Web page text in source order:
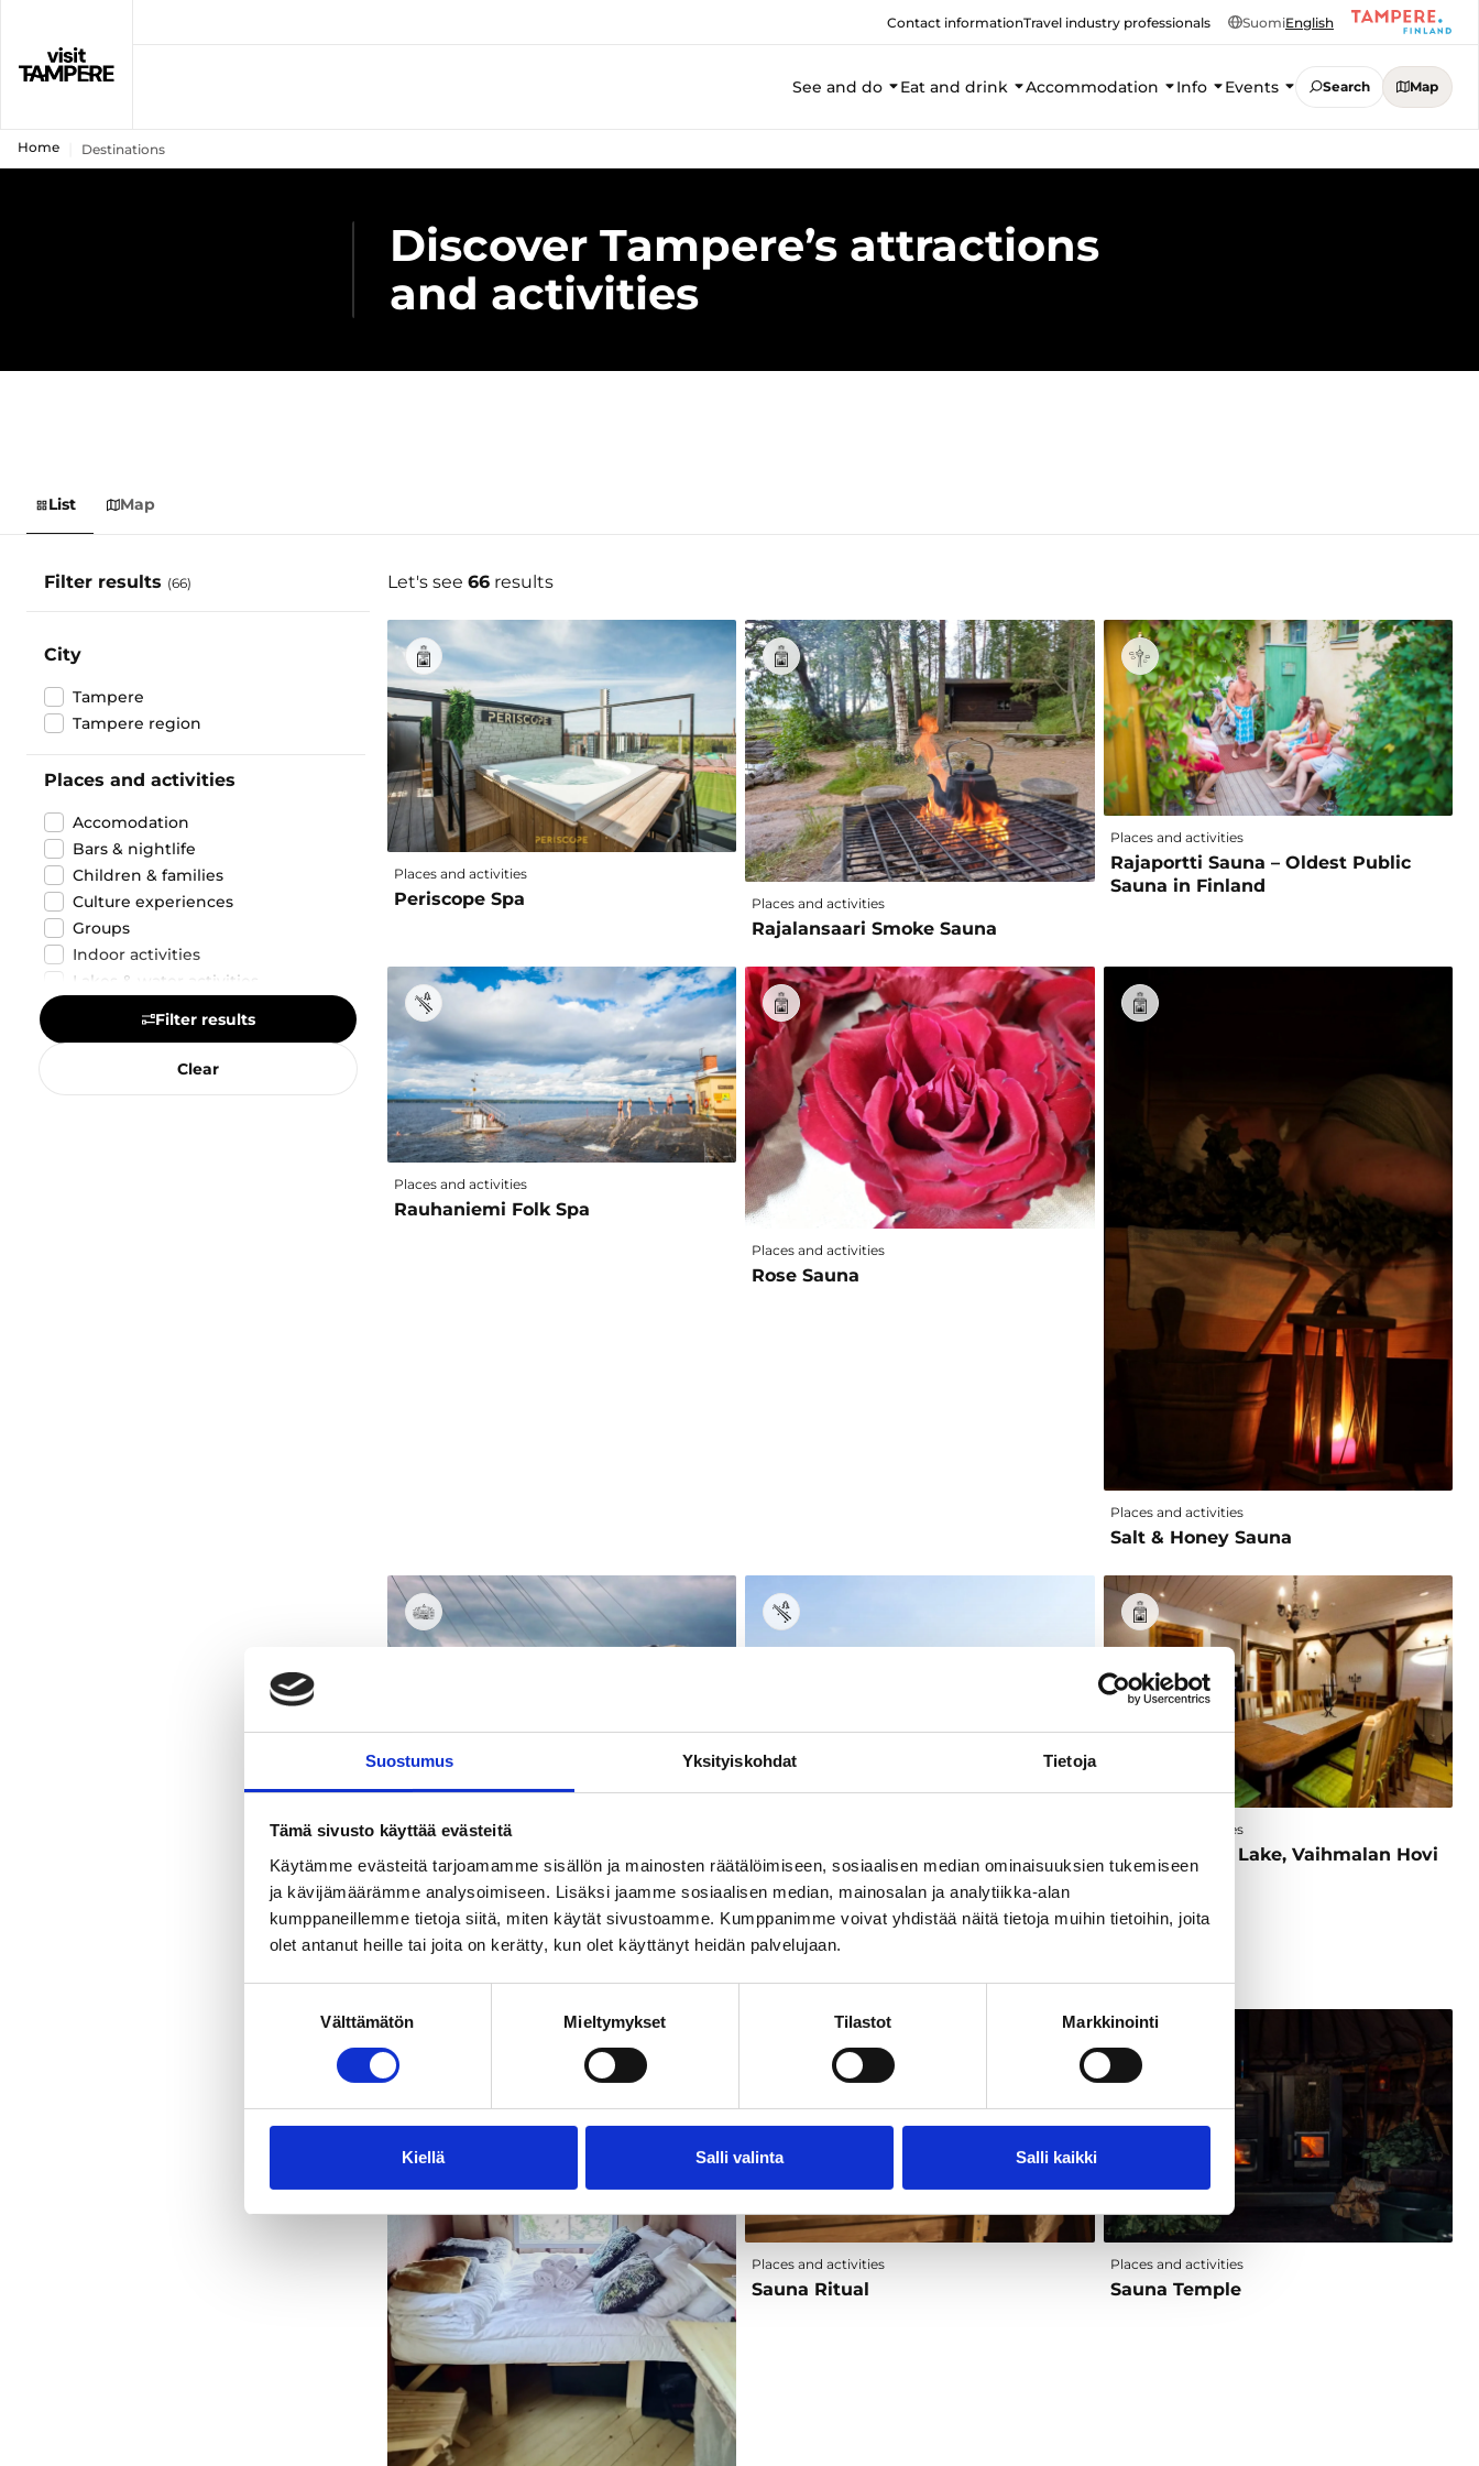
Suostumus Yksityiskohdat Tietoja
Tämä sivusto käyttää evästeitä
Käytämme evästeitä tarjoamamme sisällön ja mainosten räätälöimiseen, sosiaalisen median ominaisuuksien tukemiseen
ja kävijämäärämme analysoimiseen. Lisäksi jaamme sosiaalisen median, mainosalan ja analytiikka-alan
kumppaneillemme tietoja siitä, miten käytät sivustoamme. Kumppanimme voivat yhdistää näitä tietoja muihin tietoihin, joita
olet antanut heille tai joita on kerätty, kun olet käyttänyt heidän palvelujaan.
Välttämätön Mieltymykset Tilastot Markkinointi
Kiellä Salli valinta Salli kaikki
Contact informationTravel industry professionals SuomiEnglish
See and do Eat and drink Accommodation Info Events Search Map
Home Destinations
Discover Tampere’s attractions
and activities
List Map
Filter results (66)
City
Tampere
Tampere region
Places and activities
Accomodation
Bars & nightlife
Children & families
Culture experiences
Groups
Indoor activities
Lakes & water activities
Museums & galleries
Corporate Responsibility
Filter results
Clear
Let's see 66 results
Places and activities
Periscope Spa Places and activities
Rajalansaari Smoke Sauna
Places and activities
Rajaportti Sauna – Oldest Public
Sauna in Finland
Places and activities
Rauhaniemi Folk Spa
Places and activities
Rose Sauna
Places and activities
Salt & Honey Sauna
Places and activities
Sauna Boat, Laineille.fi
Places and activities
Sauna by the Lake, Vaihmalan Hovi
Places and activities
Sauna Ritual
Places and activities
Sauna Temple